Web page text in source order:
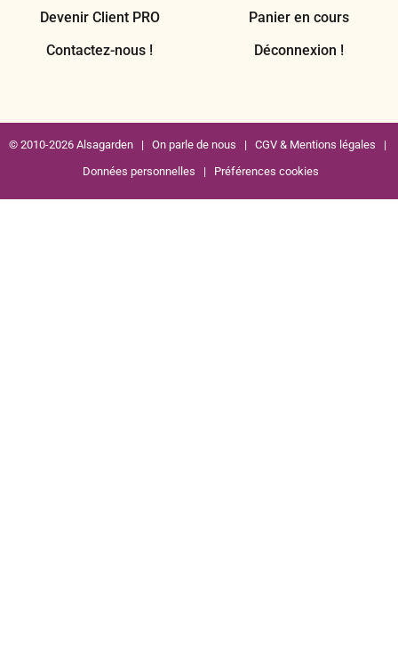
Devenir Client PRO
Contactez-nous !
Panier en cours
Déconnexion !
© 2010-2026 Alsagarden | On parle de nous | CGV & Mentions légales |
Données personnelles | Préférences cookies